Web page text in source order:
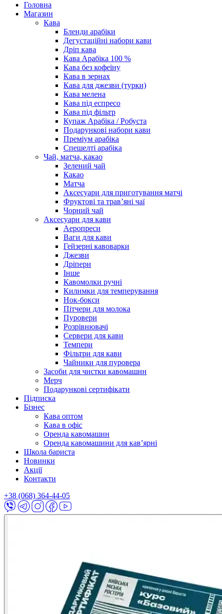
Головна
Магазин
Кава
Бленди арабіки
Дегустаційні набори кави
Дріп кава
Кава Арабіка 100 %
Кава без кофеїну
Кава в зернах
Кава для джезви (турки)
Кава мелена
Кава під еспресо
Кава під фільтр
Купаж Арабіка / Робуста
Подарункові набори кави
Преміум арабіка
Спешелті арабіка
Чай, матча, какао
Зелений чай
Какао
Матча
Аксесуари для приготування матчі
Фруктові та трав’яні чаї
Чорний чай
Аксесуари для кави
Аеропреси
Ваги для кави
Гейзерні кавоварки
Джезви
Дріпери
Інше
Кавомолки ручні
Килимки для темперування
Нок-бокси
Пітчери для молока
Пуровери
Розрівнювачі
Сервери для кави
Темпери
Фільтри для кави
Чайники для пуровера
Засоби для чистки кавомашин
Мерч
Подарункові сертифікати
Підписка
Бізнес
Кава оптом
Кава в офіс
Оренда кавомашин
Оренда кавомашини для кав’ярні
Школа бариста
Новинки
Акції
Контакти
+38 (068) 364-44-05